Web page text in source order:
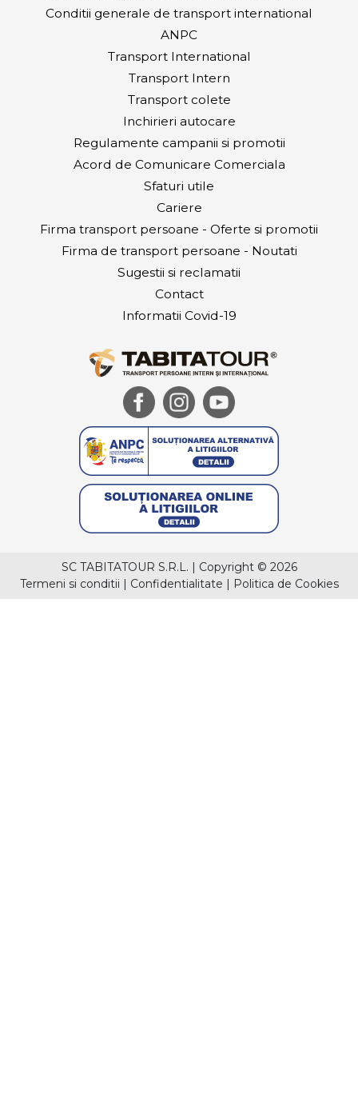
Conditii generale de transport international
ANPC
Transport International
Transport Intern
Transport colete
Inchirieri autocare
Regulamente campanii si promotii
Acord de Comunicare Comerciala
Sfaturi utile
Cariere
Firma transport persoane - Oferte si promotii
Firma de transport persoane - Noutati
Sugestii si reclamatii
Contact
Informatii Covid-19
SC TABITATOUR S.R.L. | Copyright © 2026
Termeni si conditii | Confidentialitate | Politica de Cookies